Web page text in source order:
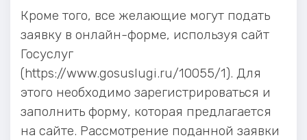
Кроме того, все желающие могут подать
заявку в онлайн-форме, используя сайт
Госуслуг
(https://www.gosuslugi.ru/10055/1). Для
этого необходимо зарегистрироваться и
заполнить форму, которая предлагается
на сайте. Рассмотрение поданной заявки